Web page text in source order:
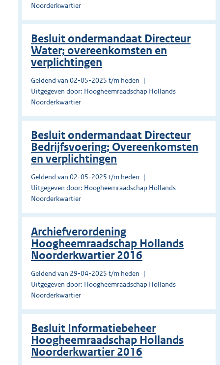
Noorderkwartier
Besluit ondermandaat Directeur
Water; overeenkomsten en
verplichtingen
Geldend van 02-05-2025 t/m heden
Uitgegeven door: Hoogheemraadschap Hollands
Noorderkwartier
Besluit ondermandaat Directeur
Bedrijfsvoering; Overeenkomsten
en verplichtingen
Geldend van 02-05-2025 t/m heden
Uitgegeven door: Hoogheemraadschap Hollands
Noorderkwartier
Archiefverordening
Hoogheemraadschap Hollands
Noorderkwartier 2016
Geldend van 29-04-2025 t/m heden
Uitgegeven door: Hoogheemraadschap Hollands
Noorderkwartier
Besluit Informatiebeheer
Hoogheemraadschap Hollands
Noorderkwartier 2016